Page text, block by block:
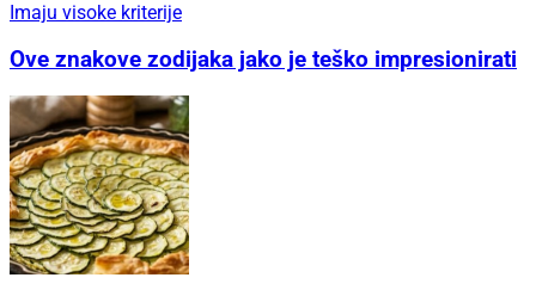
Imaju visoke kriterije
Ove znakove zodijaka jako je teško impresionirati